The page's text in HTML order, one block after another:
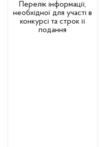
Перелік інформації,
необхідної для участі в
конкурсі та строк її
подання